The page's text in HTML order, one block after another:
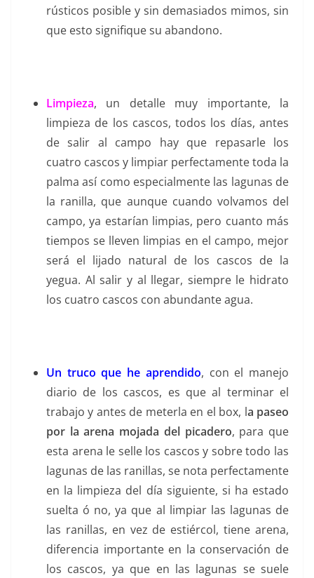
rústicos posible y sin demasiados mimos, sin
que esto signifique su abandono.
Limpieza, un detalle muy importante, la
limpieza de los cascos, todos los días, antes
de salir al campo hay que repasarle los
cuatro cascos y limpiar perfectamente toda la
palma así como especialmente las lagunas de
la ranilla, que aunque cuando volvamos del
campo, ya estarían limpias, pero cuanto más
tiempos se lleven limpias en el campo, mejor
será el lijado natural de los cascos de la
yegua. Al salir y al llegar, siempre le hidrato
los cuatro cascos con abundante agua.
Un truco que he aprendido, con el manejo
diario de los cascos, es que al terminar el
trabajo y antes de meterla en el box, la paseo
por la arena mojada del picadero, para que
esta arena le selle los cascos y sobre todo las
lagunas de las ranillas, se nota perfectamente
en la limpieza del día siguiente, si ha estado
suelta ó no, ya que al limpiar las lagunas de
las ranillas, en vez de estiércol, tiene arena,
diferencia importante en la conservación de
los cascos, ya que en las lagunas se suele